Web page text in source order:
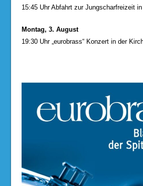
15:45 Uhr Abfahrt zur Jungscharfreizeit
Montag, 3. August
19:30 Uhr „eurobrass“ Konzert in der